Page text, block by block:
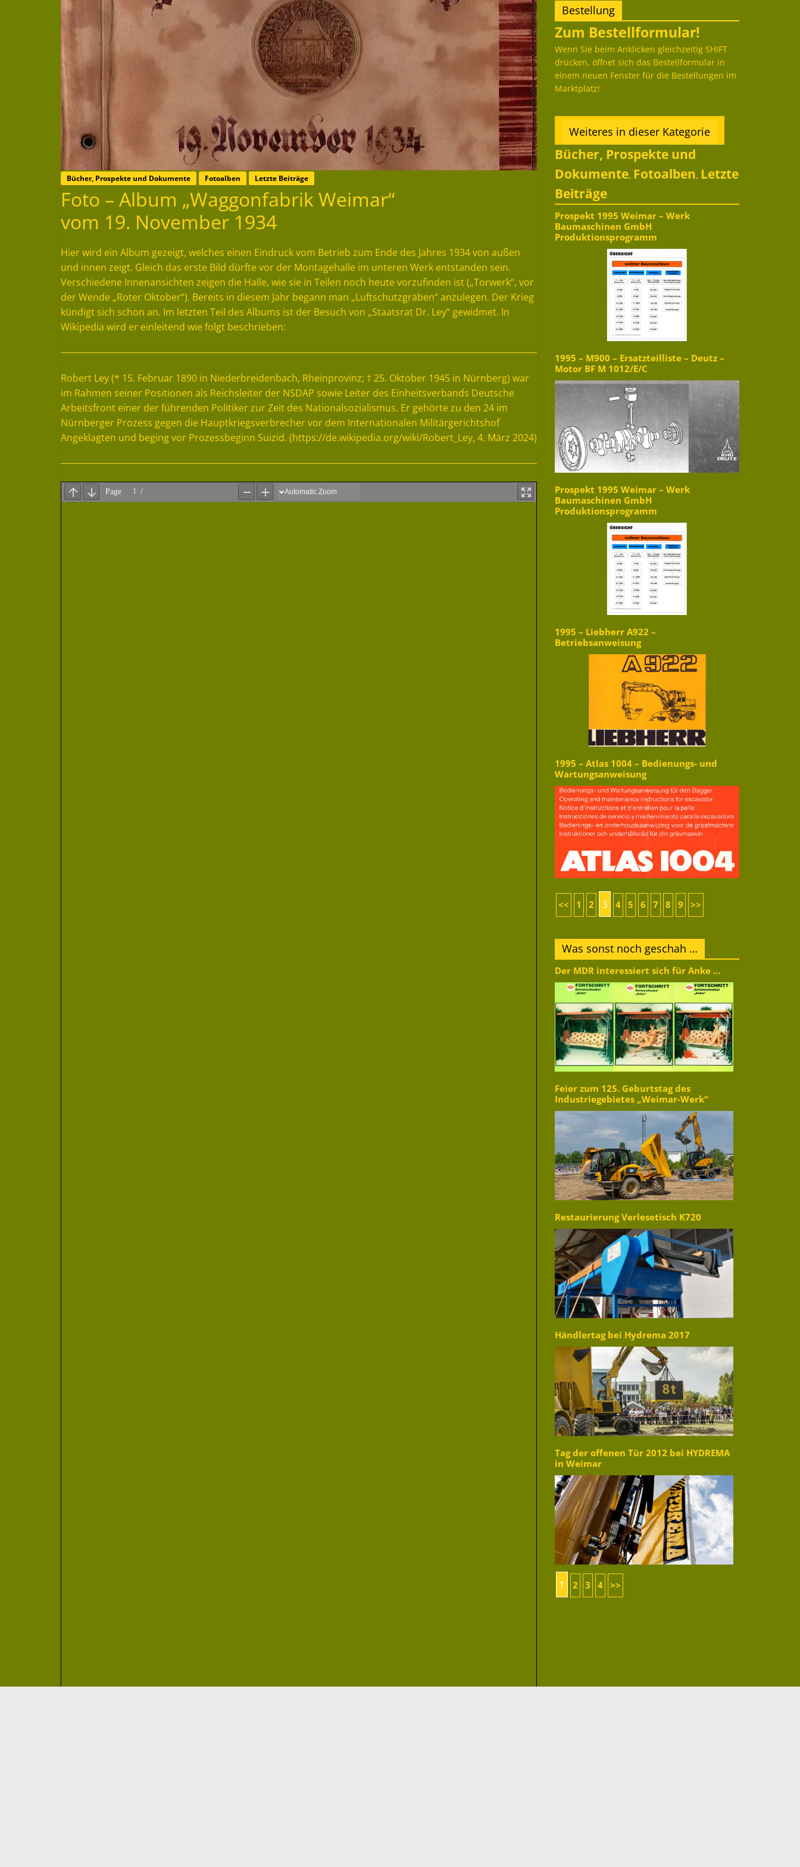
Bücher, Prospekte und Dokumente Fotoalben Letzte Beiträge
Foto – Album „Waggonfabrik Weimar“
vom 19. November 1934
Hier wird ein Album gezeigt, welches einen Eindruck vom Betrieb zum Ende des Jahres 1934 von außen
und innen zeigt. Gleich das erste Bild dürfte vor der Montagehalle im unteren Werk entstanden sein.
Verschiedene Innenansichten zeigen die Halle, wie sie in Teilen noch heute vorzufinden ist („Torwerk“, vor
der Wende „Roter Oktober“). Bereits in diesem Jahr begann man „Luftschutzgräben“ anzulegen. Der Krieg
kündigt sich schon an. Im letzten Teil des Albums ist der Besuch von „Staatsrat Dr. Ley“ gewidmet. In
Wikipedia wird er einleitend wie folgt beschrieben:
Robert Ley (* 15. Februar 1890 in Niederbreidenbach, Rheinprovinz; † 25. Oktober 1945 in Nürnberg) war
im Rahmen seiner Positionen als Reichsleiter der NSDAP sowie Leiter des Einheitsverbands Deutsche
Arbeitsfront einer der führenden Politiker zur Zeit des Nationalsozialismus. Er gehörte zu den 24 im
Nürnberger Prozess gegen die Hauptkriegsverbrecher vor dem Internationalen Militärgerichtshof
Angeklagten und beging vor Prozessbeginn Suizid. (https://de.wikipedia.org/wiki/Robert_Ley, 4. März 2024)
Bestellung
Zum Bestellformular!
Wenn Sie beim Anklicken gleichzeitig SHIFT
drücken, öffnet sich das Bestellformular in
einem neuen Fenster für die Bestellungen im
Marktplatz!
Weiteres in dieser Kategorie
Bücher, Prospekte und
Dokumente, Fotoalben, Letzte
Beiträge
Prospekt 1995 Weimar – Werk
Baumaschinen GmbH
Produktionsprogramm
1995 – M900 – Ersatzteilliste – Deutz –
Motor BF M 1012/E/C
Prospekt 1995 Weimar – Werk
Baumaschinen GmbH
Produktionsprogramm
1995 – Liebherr A922 –
Betriebsanweisung
1995 – Atlas 1004 – Bedienungs- und
Wartungsanweisung
<< 1 2 3 4 5 6 7 8 9 >>
Was sonst noch geschah …
Der MDR interessiert sich für Anke …
Feier zum 125. Geburtstag des
Industriegebietes „Weimar-Werk“
Restaurierung Verlesetisch K720
Händlertag bei Hydrema 2017
Tag der offenen Tür 2012 bei HYDREMA
in Weimar
1 2 3 4 >>